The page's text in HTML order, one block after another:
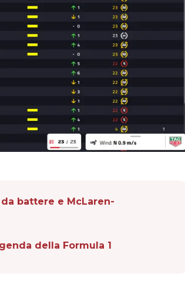
battere e McLaren-
della Formula 1